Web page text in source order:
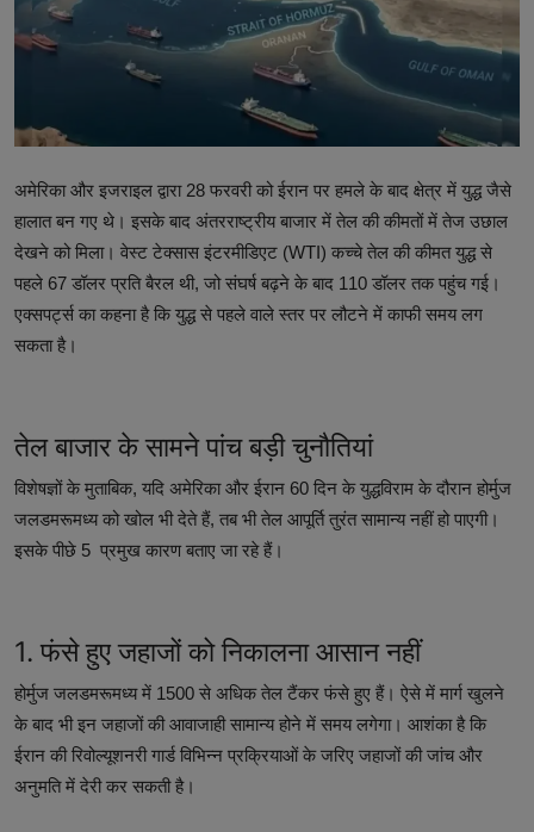
टेक्नोलॉजी
राशिफल
करियर
Poll
Contact
Gallery
Privacy Policy
Cookies Policy
अमेरिका और इजराइल द्वारा 28 फरवरी को ईरान पर हमले के बाद क्षेत्र में युद्ध जैसे
हालात बन गए थे। इसके बाद अंतरराष्ट्रीय बाजार में तेल की कीमतों में तेज उछाल
देखने को मिला। वेस्ट टेक्सास इंटरमीडिएट (WTI) कच्चे तेल की कीमत युद्ध से
पहले 67 डॉलर प्रति बैरल थी, जो संघर्ष बढ़ने के बाद 110 डॉलर तक पहुंच गई।
एक्सपर्ट्‍स का कहना है कि युद्ध से पहले वाले स्तर पर लौटने में काफी समय लग
सकता है।
तेल बाजार के सामने पांच बड़ी चुनौतियां
विशेषज्ञों के मुताबिक, यदि अमेरिका और ईरान 60 दिन के युद्धविराम के दौरान होर्मुज
जलडमरूमध्य को खोल भी देते हैं, तब भी तेल आपूर्ति तुरंत सामान्य नहीं हो पाएगी।
इसके पीछे 5 प्रमुख कारण बताए जा रहे हैं।
1. फंसे हुए जहाजों को निकालना आसान नहीं
होर्मुज जलडमरूमध्य में 1500 से अधिक तेल टैंकर फंसे हुए हैं। ऐसे में मार्ग खुलने
के बाद भी इन जहाजों की आवाजाही सामान्य होने में समय लगेगा। आशंका है कि
ईरान की रिवोल्यूशनरी गार्ड विभिन्न प्रक्रियाओं के जरिए जहाजों की जांच और
अनुमति में देरी कर सकती है।